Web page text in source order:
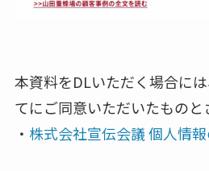
本資料をDLいただく場合に
てにご同意いただいたものと
・ 株式会社宣伝会議 個人情